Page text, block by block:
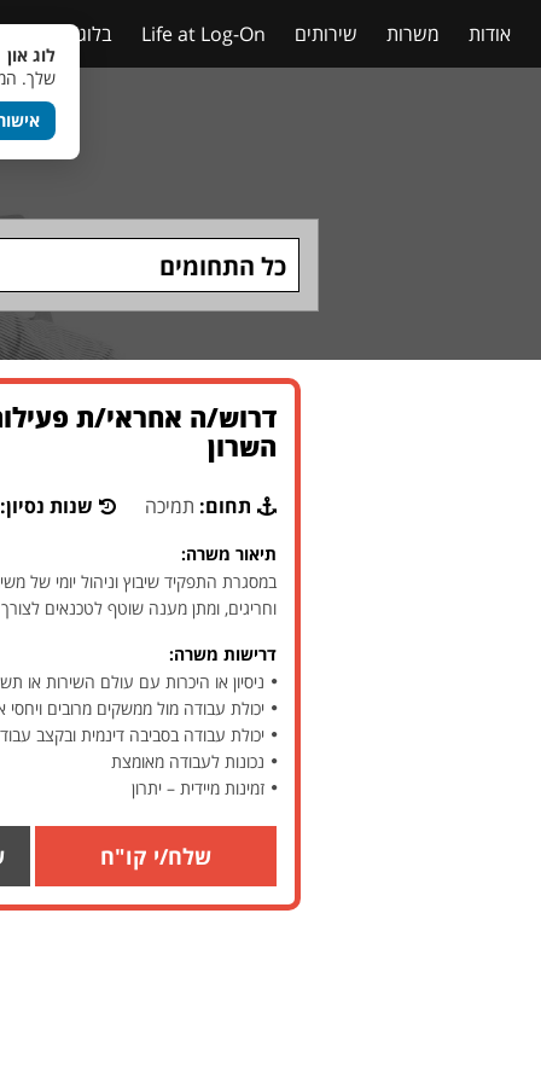
אודות משרות שירותים Life at Log-On בלוג
כל התחומים
דרוש/ה אחראי/ת
השרון
תחום: תמיכה שנות
תיאור משרה:
במסגרת התפקיד שיבוץ וניהול יומי של
וחריגים, ומתן מענה שוטף לטכנאים
דרישות משרה:
ניסיון או היכרות עם עולם השירות או
יכולת עבודה מול ממשקים מרובים ויחסי
יכולת עבודה בסביבה דינמית ובקצב
נכונות לעבודה מאומצת
זמינות מיידית – יתרון
שלח/י קו"ח
לוג
שלך.